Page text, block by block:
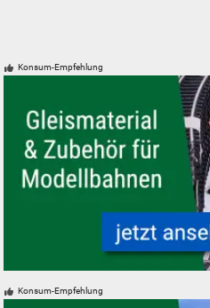
Konsum-Empfehlung
Konsum-Empfehlung